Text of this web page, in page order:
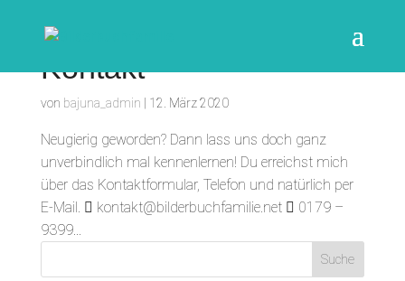
Kontakt
von bajuna_admin 12. März 2020
Neugierig geworden? Dann lass uns doch ganz
unverbindlich mal kennenlernen! Du erreichst mich
über das Kontaktformular, Telefon und natürlich per
E-Mail.  kontakt@bilderbuchfamilie.net  0179 –
9399...